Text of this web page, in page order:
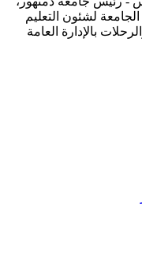
لشئون التعليم
بالإدارة العامة